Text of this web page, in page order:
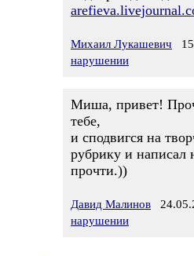
Михаил Лукашевич
нарушении
Миша, привет!
тебе,
и сподвигся на
рубрику и написал
прочти.))
Давид Малинов
нарушении